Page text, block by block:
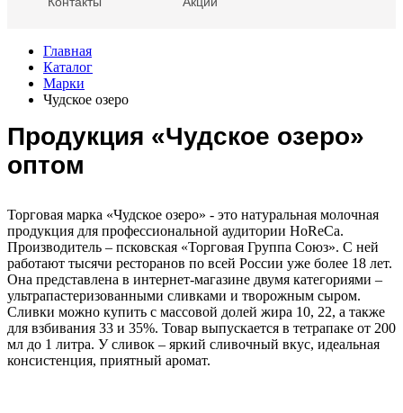
Главная
Каталог
Марки
Чудское озеро
Продукция «Чудское озеро»
оптом
Торговая марка «Чудское озеро» - это натуральная молочная
продукция для профессиональной аудитории HoReCa.
Производитель – псковская «Торговая Группа Союз». С ней
работают тысячи ресторанов по всей России уже более 18 лет.
Она представлена в интернет-магазине двумя категориями –
ультрапастеризованными сливками и творожным сыром.
Сливки можно купить с массовой долей жира 10, 22, а также
для взбивания 33 и 35%. Товар выпускается в тетрапаке от 200
мл до 1 литра. У сливок – яркий сливочный вкус, идеальная
консистенция, приятный аромат.